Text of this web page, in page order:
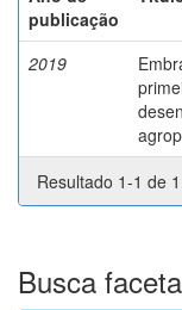
publicação
2019
Resultado 1-1 de
Busca